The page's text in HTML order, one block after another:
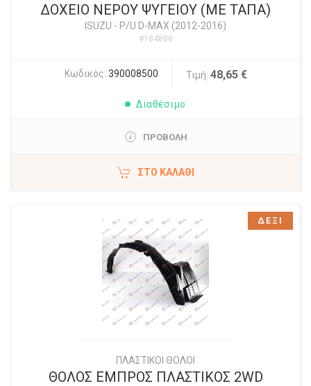
ΔΟΧΕΙΟ ΝΕΡΟΥ ΨΥΓΕΙΟΥ (ΜΕ ΤΑΠΑ)
ISUZU - P/U D-MAX (2012-2016)
#184806
Κωδικός: 390008500 Τιμή: 48,65 €
Διαθέσιμο
ΠΡΟΒΟΛΗ
ΣΤΟ ΚΑΛΆΘΙ
ΠΛΑΣΤΙΚΟΙ ΘΟΛΟΙ
ΘΟΛΟΣ ΕΜΠΡΟΣ ΠΛΑΣΤΙΚΟΣ 2WD
ΔΕΞΙ